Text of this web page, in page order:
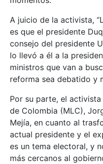
A juicio de la activista,
es que el presidente
consejo del presidente
lo llevó a él a la
ministros que van a
reforma sea debatido y
Por su parte, el
de Colombia (MLC),
Mejía, en cuanto al
actual presidente y el
es un tema electoral, y
más cercanos al